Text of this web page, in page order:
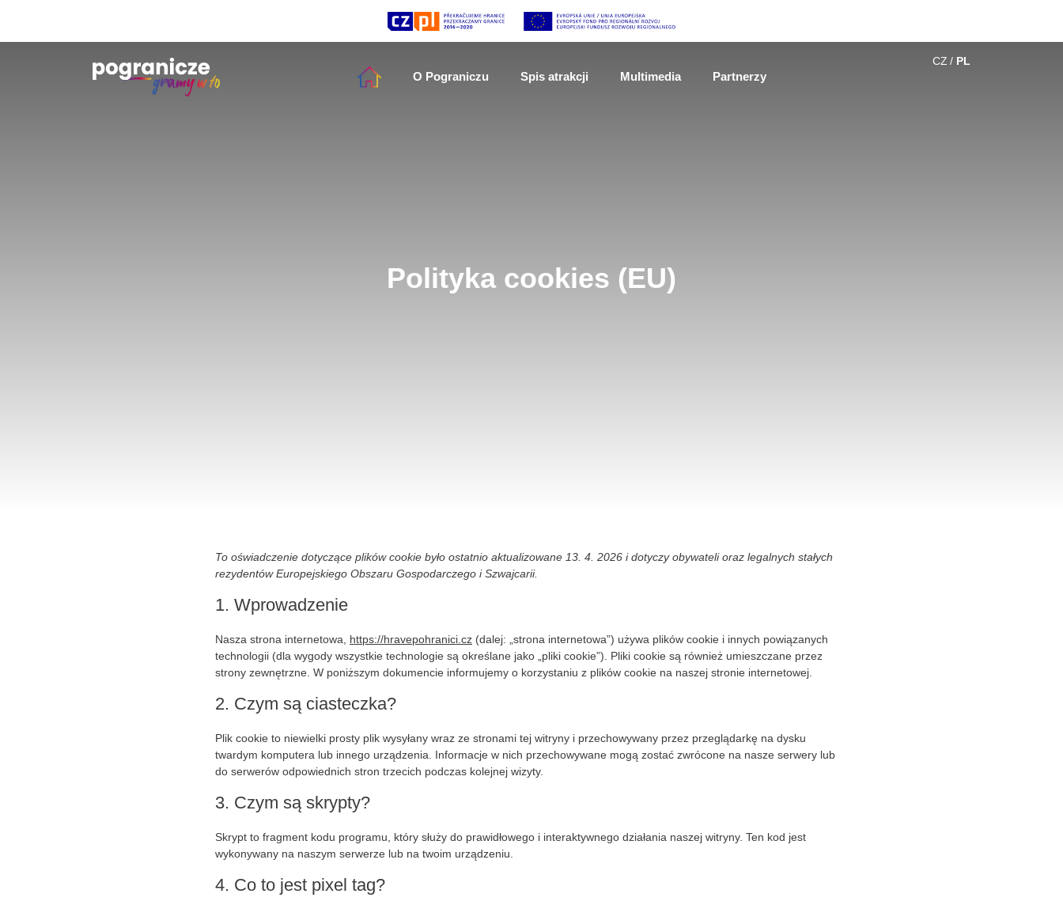
O Pograniczu Spis atrakcji Multimedia Partnerzy
CZ PL
Polityka cookies (EU)
To oświadczenie dotyczące plików cookie było ostatnio aktualizowane 13. 4. 2026 i dotyczy obywateli oraz legalnych stałych
rezydentów Europejskiego Obszaru Gospodarczego i Szwajcarii.
1. Wprowadzenie
Nasza strona internetowa, https://hravepohranici.cz (dalej: „strona internetowa”) używa plików cookie i innych powiązanych
technologii (dla wygody wszystkie technologie są określane jako „pliki cookie”). Pliki cookie są również umieszczane przez
strony zewnętrzne. W poniższym dokumencie informujemy o korzystaniu z plików cookie na naszej stronie internetowej.
2. Czym są ciasteczka?
Plik cookie to niewielki prosty plik wysyłany wraz ze stronami tej witryny i przechowywany przez przeglądarkę na dysku
twardym komputera lub innego urządzenia. Informacje w nich przechowywane mogą zostać zwrócone na nasze serwery lub
do serwerów odpowiednich stron trzecich podczas kolejnej wizyty.
3. Czym są skrypty?
Skrypt to fragment kodu programu, który służy do prawidłowego i interaktywnego działania naszej witryny. Ten kod jest
wykonywany na naszym serwerze lub na twoim urządzeniu.
4. Co to jest pixel tag?